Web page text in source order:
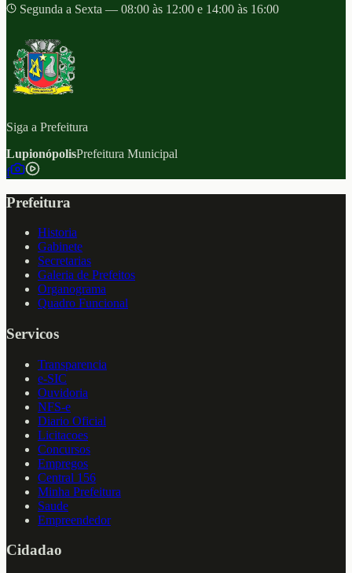
Segunda a Sexta — 08:00 às 12:00 e 14:00 às 16:00
Siga a Prefeitura
LupionópolisPrefeitura Municipal
f
Prefeitura
Historia
Gabinete
Secretarias
Galeria de Prefeitos
Organograma
Quadro Funcional
Servicos
Transparencia
e-SIC
Ouvidoria
NFS-e
Diario Oficial
Licitacoes
Concursos
Empregos
Central 156
Minha Prefeitura
Saude
Empreendedor
Cidadao